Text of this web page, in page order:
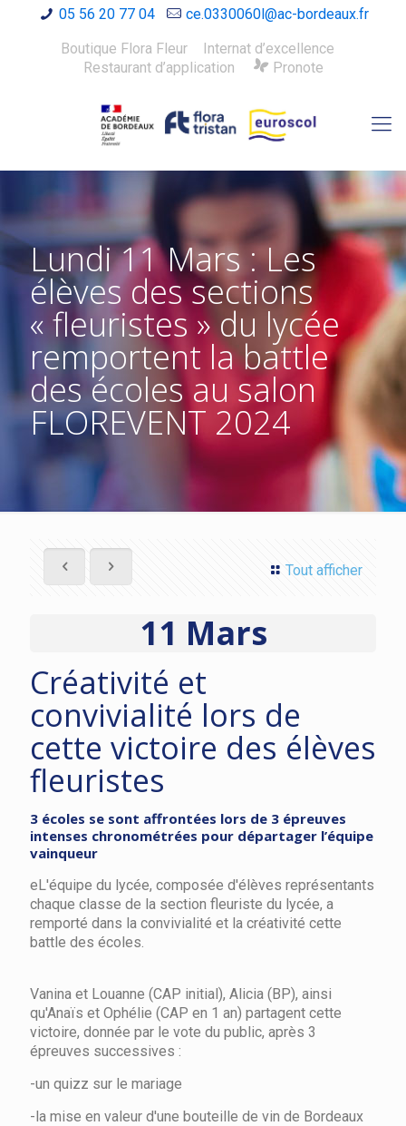
05 56 20 77 04
ce.0330060l@ac-bordeaux.fr
Boutique Flora Fleur
Internat d’excellence
Restaurant d’application
Pronote
Lundi 11 Mars : Les
élèves des sections
« fleuristes » du lycée
remportent la battle
des écoles au salon
FLOREVENT 2024
Tout afficher
11 Mars
Créativité et
convivialité lors de
cette victoire des élèves
fleuristes
3 écoles se sont affrontées lors de 3 épreuves
intenses chronométrées pour départager l’équipe
vainqueur
eL'équipe du lycée, composée d'élèves représentants
chaque classe de la section fleuriste du lycée, a
remporté dans la convivialité et la créativité cette
battle des écoles.
Vanina et Louanne (CAP initial), Alicia (BP), ainsi
qu'Anaïs et Ophélie (CAP en 1 an) partagent cette
victoire, donnée par le vote du public, après 3
épreuves successives :
-un quizz sur le mariage
-la mise en valeur d'une bouteille de vin de Bordeaux